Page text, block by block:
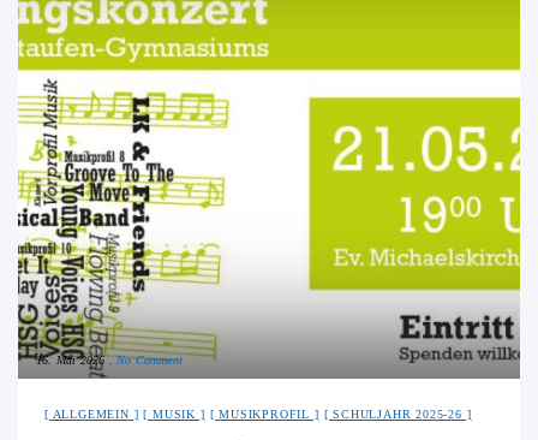
16. Mai 2026 No Comment
ALLGEMEIN MUSIK MUSIKPROFIL SCHULJAHR 2025-26